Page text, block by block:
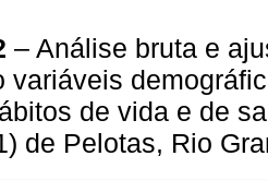
– Análise bruta e
variáveis
de vida e de
de Pelotas, Rio